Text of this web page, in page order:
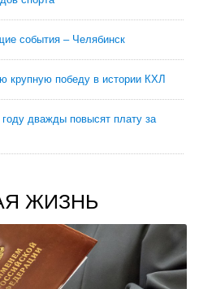
события – Челябинск
крупную победу в истории КХЛ
дважды повысят плату за
ЖИЗНЬ